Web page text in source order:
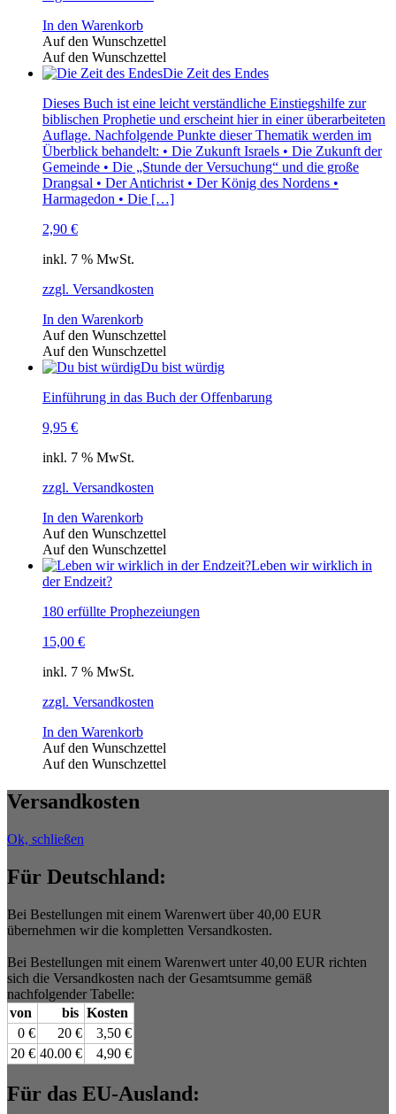
In den Warenkorb
Auf den Wunschzettel
Auf den Wunschzettel
Die Zeit des Endes
Dieses Buch ist eine leicht verständliche Einstiegshilfe zur
biblischen Prophetie und erscheint hier in einer überarbeiteten
Auflage. Nachfolgende Punkte dieser Thematik werden im
Überblick behandelt: • Die Zukunft Israels • Die Zukunft der
Gemeinde • Die „Stunde der Versuchung“ und die große
Drangsal • Der Antichrist • Der König des Nordens •
Harmagedon • Die […]
2,90 €
inkl. 7 % MwSt.
zzgl. Versandkosten
In den Warenkorb
Auf den Wunschzettel
Auf den Wunschzettel
Du bist würdig
Einführung in das Buch der Offenbarung
9,95 €
inkl. 7 % MwSt.
zzgl. Versandkosten
In den Warenkorb
Auf den Wunschzettel
Auf den Wunschzettel
Leben wir wirklich in
der Endzeit?
180 erfüllte Prophezeiungen
15,00 €
inkl. 7 % MwSt.
zzgl. Versandkosten
In den Warenkorb
Auf den Wunschzettel
Auf den Wunschzettel
Versandkosten
Ok, schließen
Für Deutschland:
Bei Bestellungen mit einem Warenwert über 40,00 EUR
übernehmen wir die kompletten Versandkosten.
Bei Bestellungen mit einem Warenwert unter 40,00 EUR richten
sich die Versandkosten nach der Gesamtsumme gemäß
nachfolgender Tabelle:
von
bis Kosten
0 €
20 €
3,50 €
20 € 40.00 € 4,90 €
Für das EU-Ausland: